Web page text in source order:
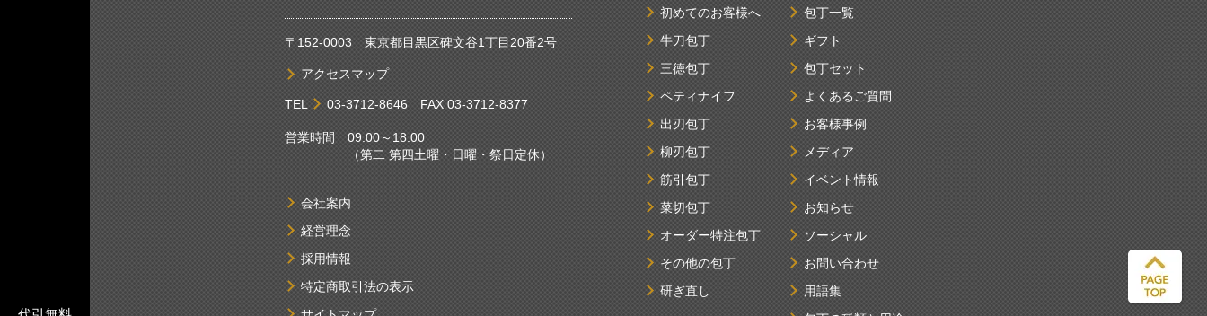
〒152-0003 東京都目黒区碑文谷1丁目20番2号
アクセスマップ
TEL 03-3712-8646FAX 03-3712-8377
営業時間 09:00～18:00
（第二 第四土曜・日曜・祭日定休）
会社案内
経営理念
採用情報
特定商取引法の表示
初めてのお客様へ
牛刀包丁
三徳包丁
ペティナイフ
出刃包丁
柳刃包丁
筋引包丁
菜切包丁
オーダー特注包丁
その他の包丁
研ぎ直し
包丁一覧
ギフト
包丁セット
よくあるご質問
お客様事例
メディア
イベント情報
お知らせ
ソーシャル
お問い合わせ
用語集